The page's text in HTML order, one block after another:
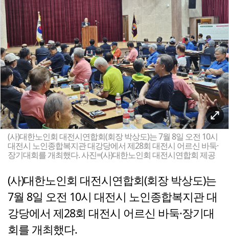
(사)대한노인회 대전시연합회(회장 박상도)는 7월 8일 오전 10시
대전시 노인종합복지관 대강당에서 제28회 대전시 어르신 바둑·
장기대회를 개최했다. 사진=(사)대한노인회 대전시연합회 제공
(사)대한노인회 대전시연합회(회장 박상도)는
7월 8일 오전 10시 대전시 노인종합복지관 대
강당에서 제28회 대전시 어르신 바둑·장기대
회를 개최했다.